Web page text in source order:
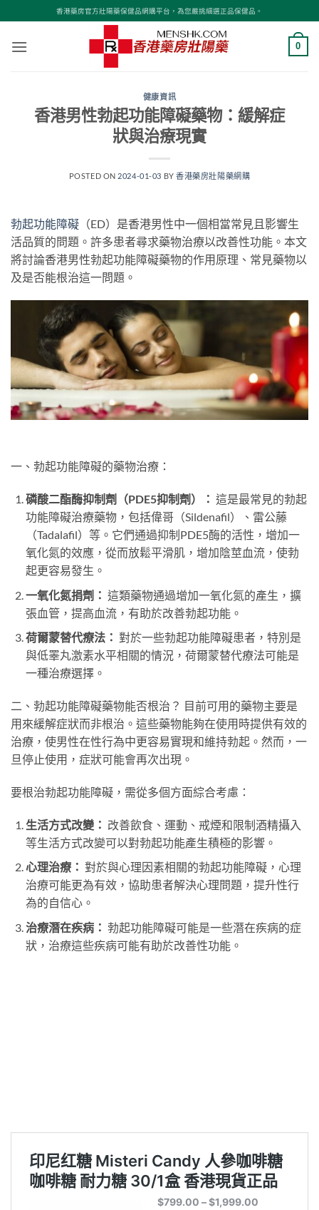
to
content
香港藥房官方壯陽藥保健品網購平台，為您嚴挑細選正品保健品。
0
健康資訊
香港男性勃起功能障礙藥物：緩解症
狀與治療現實
POSTED ON 2024-01-03 BY香港藥房壯陽藥網購
勃起功能障礙 （ED）是香港男性中一個相當常見且影響生
活品質的問題。許多患者尋求藥物治療以改善性功能。本文
將討論香港男性勃起功能障礙藥物的作用原理、常見藥物以
及是否能根治這一問題。
一、勃起功能障礙的藥物治療：
磷酸二酯酶抑制劑（PDE5抑制劑）： 這是最常見的勃起
功能障礙治療藥物，包括偉哥（Sildenafil）、雷公藤
（Tadalafil）等。它們通過抑制PDE5酶的活性，增加一
氧化氮的效應，從而放鬆平滑肌，增加陰莖血流，使勃
起更容易發生。
一氧化氮捐劑： 這類藥物通過增加一氧化氮的產生，擴
張血管，提高血流，有助於改善勃起功能。
荷爾蒙替代療法： 對於一些勃起功能障礙患者，特別是
與低睪丸激素水平相關的情況，荷爾蒙替代療法可能是
一種治療選擇。
二、勃起功能障礙藥物能否根治？ 目前可用的藥物主要是
用來緩解症狀而非根治。這些藥物能夠在使用時提供有效的
治療，使男性在性行為中更容易實現和維持勃起。然而，一
旦停止使用，症狀可能會再次出現。
要根治勃起功能障礙，需從多個方面綜合考慮：
生活方式改變： 改善飲食、運動、戒煙和限制酒精攝入
等生活方式改變可以對勃起功能產生積極的影響。
心理治療： 對於與心理因素相關的勃起功能障礙，心理
治療可能更為有效，協助患者解決心理問題，提升性行
為的自信心。
治療潛在疾病： 勃起功能障礙可能是一些潛在疾病的症
狀，治療這些疾病可能有助於改善性功能。